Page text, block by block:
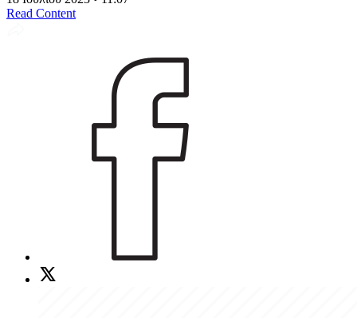
Read Content